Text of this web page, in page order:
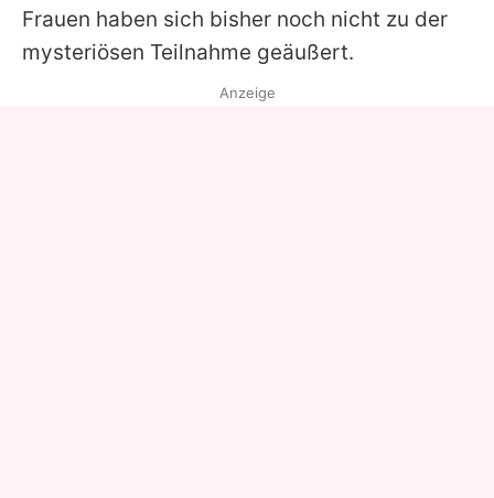
Frauen haben sich bisher noch nicht zu der
mysteriösen Teilnahme geäußert.
Anzeige